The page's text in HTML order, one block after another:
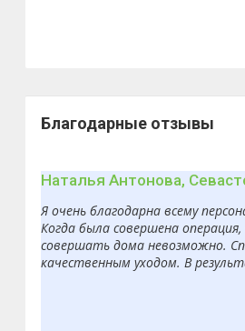
Благодарные отзывы
Наталья Антонова,
Я очень благодарна всему
Когда была совершена
совершать дома невозможно.
качественным уходом. В